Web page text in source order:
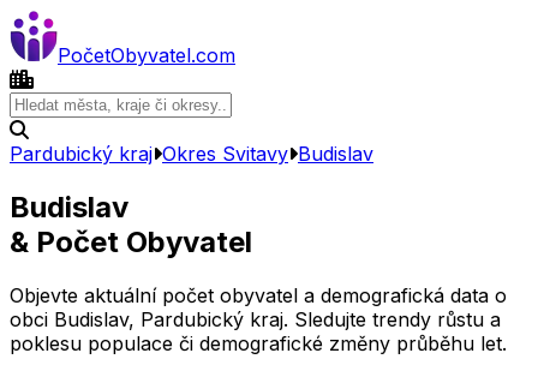
PočetObyvatel.com
Pardubický kraj Okres Svitavy Budislav
Budislav
& Počet Obyvatel
Objevte aktuální počet obyvatel a demografická data o
obci Budislav, Pardubický kraj. Sledujte trendy růstu a
poklesu populace či demografické změny průběhu let.